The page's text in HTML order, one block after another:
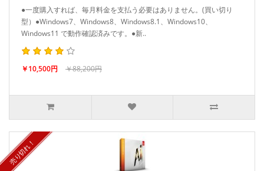
●一度購入すれば、毎月料金を支払う必要はありません。(買い切り
型）●Windows7、Windows8、Windows8.1、Windows10、
Windows11 で動作確認済みです。●新..
￥10,500円 ￥88,200円
SPECIAL!- 88%
売り切れ！